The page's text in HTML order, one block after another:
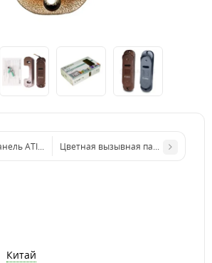
ATIS AT-380HD black
Цветная вызывная панель
Китай